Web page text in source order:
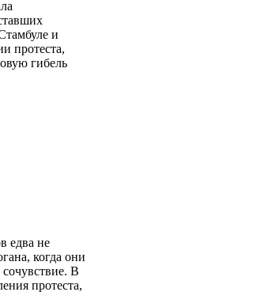
и
протеста,
гибель
едва не
когда они
В
протеста,